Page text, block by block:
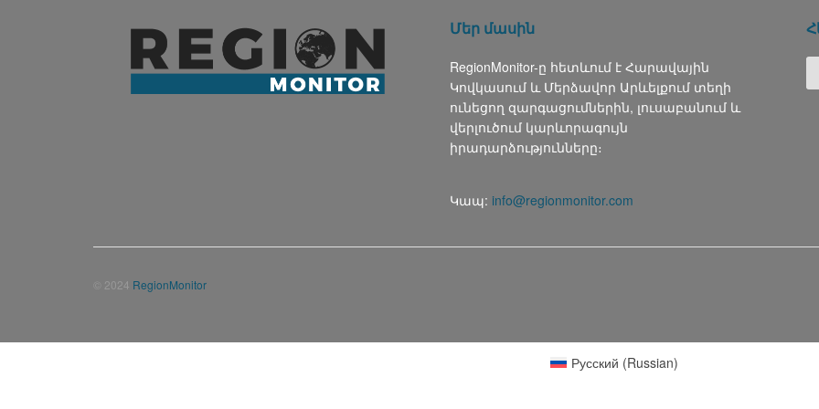
Մեր մասին
RegionMonitor-ը հետևում է Հարավային
Կովկասում և Մերձավոր Արևելքում տեղի
ունեցող զարգացումներին, լուսաբանում և
վերլուծում կարևորագույն
իրադարձությունները։
Կապ: info@regionmonitor.com
© 2024 RegionMonitor
Русский (Russian)